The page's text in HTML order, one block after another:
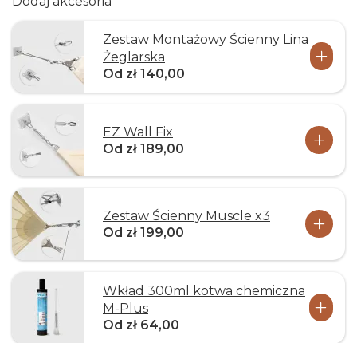
Zestaw Montażowy Ścienny Lina
Żeglarska
Od zł 140,00
EZ Wall Fix
Od zł 189,00
Zestaw Ścienny Muscle x3
Od zł 199,00
Wkład 300ml kotwa chemiczna
M-Plus
Od zł 64,00